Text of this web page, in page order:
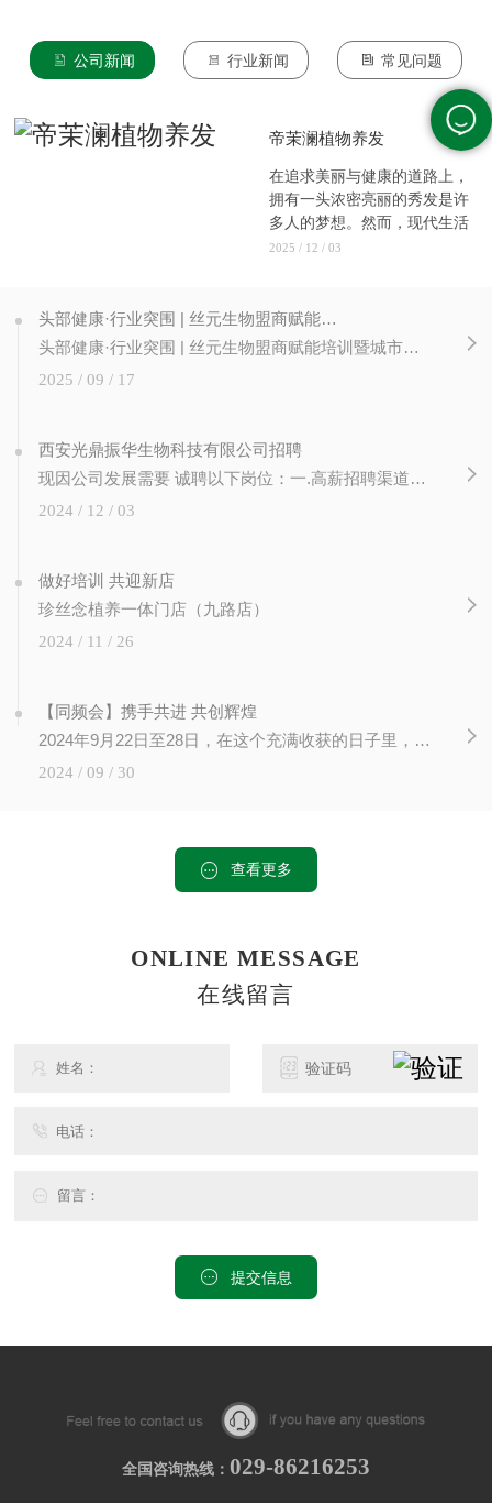
公司新闻 行业新闻 常见问题
帝茉澜植物养发
在追求美丽与健康的道路上，
拥有一头浓密亮丽的秀发是许
多人的梦想。然而，现代生活
的压...
2025 / 12 / 03
头部健康·行业突围 | 丝元生物盟商赋能培训暨城市合伙人计划圆满成功！
头部健康·行业突围 | 丝元生物盟商赋能培训暨城市合伙人计划圆满成功！ 赋能新篇章，合伙创未来 近日，丝元生物成功举办 【头部健康 行业突围】 盟商赋能培训暨城市合伙人计划启动仪式。本次大会旨在通过专业培训、政策发布与深度交流，全面提升加盟商经营能力，并正式启动城市合伙人计划，为公司渠道扩张与...
2025 / 09 / 17
西安光鼎振华生物科技有限公司招聘
现因公司发展需要 诚聘以下岗位：一.高薪招聘渠道经理3人（10K -15K）岗位职责：1. 负责公司营销推广渠道（美业门店、类美业门店、非美业资源等）的发展、推广、维护及管理；2. 市场开发：根据销售计划，制订市场开发的计划，拜访挖掘、推广渠道、完成公司任务；3. 客户维护：负责所辖客户的日常维护，收集客户意见。 二....
2024 / 12 / 03
做好培训 共迎新店
珍丝念植养一体门店（九路店）
2024 / 11 / 26
【同频会】携手共进 共创辉煌
2024年9月22日至28日，在这个充满收获的日子里，在陕西西安未央区文景广场，珍丝念2024同频会隆重召开，全国各地30多名市场老师齐聚一堂，我们共同见证了知识的力量，感受到了成长的喜悦。此次培训会...
2024 / 09 / 30
查看更多
ONLINE MESSAGE
在线留言
提交信息
全国咨询热线： 029-86216253